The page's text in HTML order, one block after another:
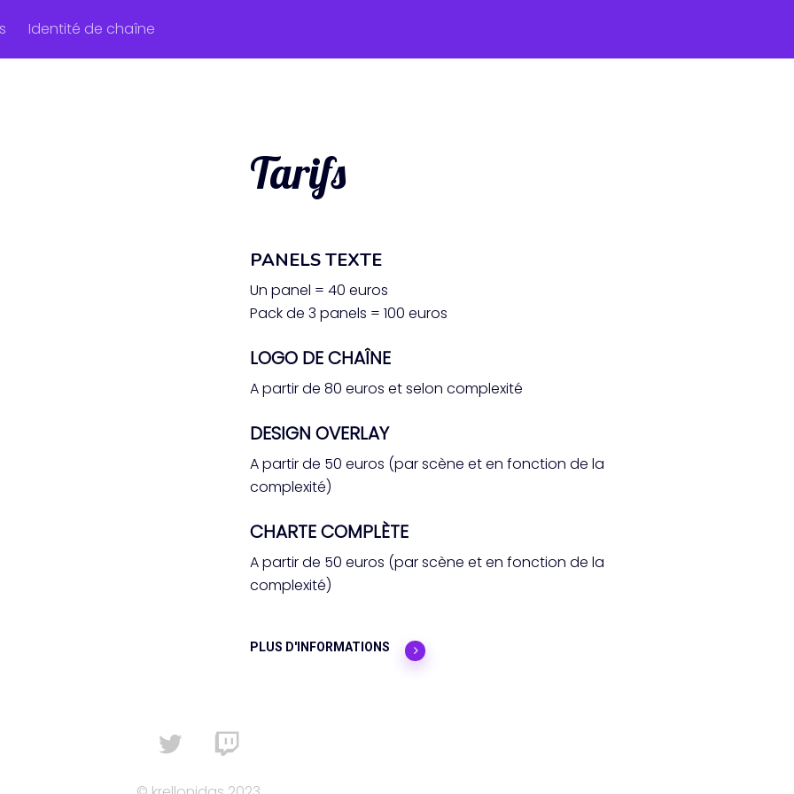
Identité de chaîne
Tarifs
PANELS TEXTE
Un panel = 40 euros
Pack de 3 panels = 100 euros
LOGO DE CHAÎNE
A partir de 80 euros et selon complexité
DESIGN OVERLAY
A partir de 50 euros (par scène et en fonction de la
complexité)
CHARTE COMPLÈTE
A partir de 50 euros (par scène et en fonction de la
complexité)
PLUS D'INFORMATIONS